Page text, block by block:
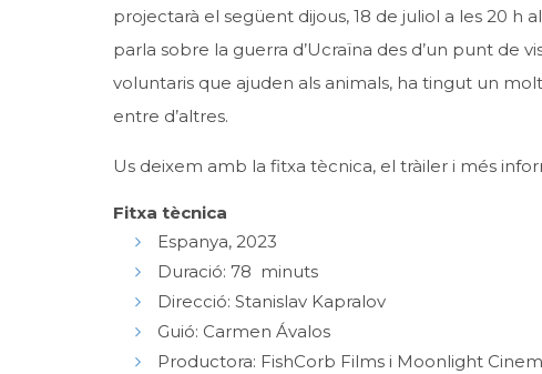
projectarà el següent dijous, 18 de juliol a les 20 h
parla sobre la guerra d’Ucraïna des d’un punt de
voluntaris que ajuden als animals, ha tingut un
entre d’altres.
Us deixem amb la fitxa tècnica, el tràiler i més
Fitxa tècnica
Espanya, 2023
Duració: 78 minuts
Direcció: Stanislav Kapralov
Guió: Carmen Ávalos
Productora: FishCorb Films i Moonlight